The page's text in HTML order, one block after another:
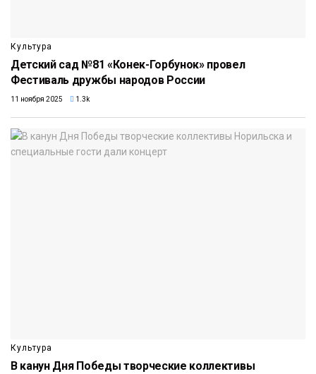
Культура
Детский сад №81 «Конек-Горбунок» провел
Фестиваль дружбы народов России
11 ноября 2025 1.3k
Культура
В канун Дня Победы творческие коллективы